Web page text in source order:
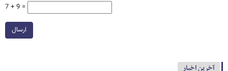
7 + 9 =
ارسال
آخرین اخبار